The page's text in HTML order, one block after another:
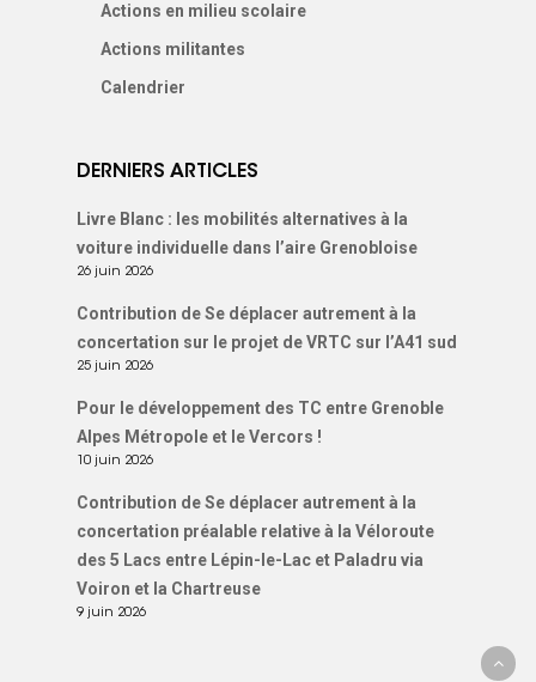
Actions en milieu scolaire
Actions militantes
Calendrier
DERNIERS ARTICLES
Livre Blanc : les mobilités alternatives à la
voiture individuelle dans l’aire Grenobloise
26 juin 2026
Contribution de Se déplacer autrement à la
concertation sur le projet de VRTC sur l’A41 sud
25 juin 2026
Pour le développement des TC entre Grenoble
Alpes Métropole et le Vercors !
10 juin 2026
Contribution de Se déplacer autrement à la
concertation préalable relative à la Véloroute
des 5 Lacs entre Lépin-le-Lac et Paladru via
Voiron et la Chartreuse
9 juin 2026